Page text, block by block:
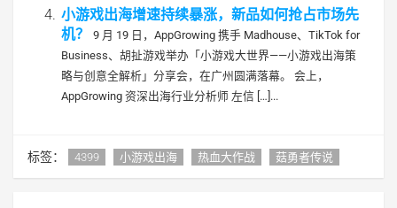
小游戏出海增速持续暴涨，新品如何抢占市场先
机？
9 月 19 日，AppGrowing 携手 Madhouse、TikTok for
Business、胡扯游戏举办「小游戏大世界——小游戏出海策
略与创意全解析」分享会，在广州圆满落幕。 会上，
AppGrowing 资深出海行业分析师 左信 […]...
标签： 4399 小游戏出海 热血大作战 菇勇者传说